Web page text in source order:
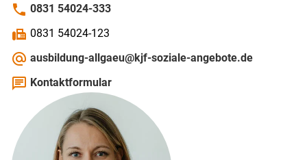
phone 0831 54024-333
fax 0831 54024-123
alternate_email ausbildung-allgaeu@kjf-soziale-angebote.de
chat Kontaktformular